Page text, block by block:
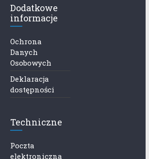
Dodatkowe
informacje
Ochrona
Danych
Osobowych
Deklaracja
dostępności
Techniczne
Poczta
elektroniczna